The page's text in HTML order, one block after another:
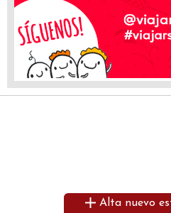
Alta nuevo